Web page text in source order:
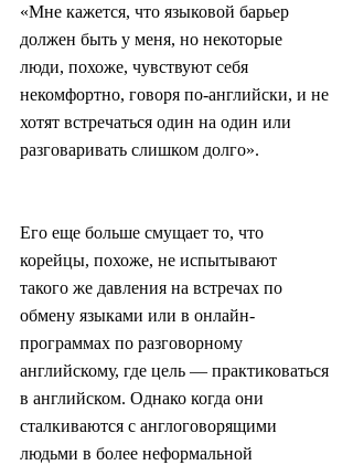
«Мне кажется, что языковой барьер
должен быть у меня, но некоторые
люди, похоже, чувствуют себя
некомфортно, говоря по-английски, и не
хотят встречаться один на один или
разговаривать слишком долго».
Его еще больше смущает то, что
корейцы, похоже, не испытывают
такого же давления на встречах по
обмену языками или в онлайн-
программах по разговорному
английскому, где цель — практиковаться
в английском. Однако когда они
сталкиваются с англоговорящими
людьми в более неформальной